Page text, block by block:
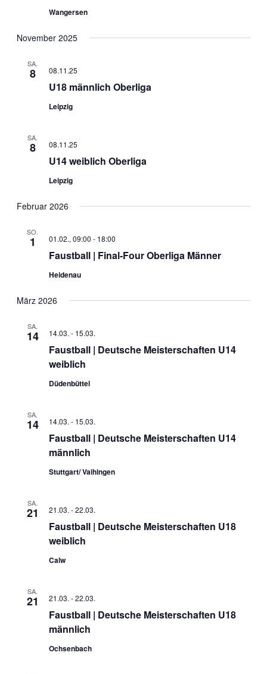
Wangersen
November 2025
SA.
8
U18 männlich Oberliga
08.11.25
Leipzig
SA.
8
U14 weiblich Oberliga
08.11.25
Leipzig
Februar 2026
SO.
1
Faustball | Final-Four Oberliga Männer
01.02., 09:00 - 18:00
Heidenau
März 2026
SA.
14
Faustball | Deutsche Meisterschaften U14
weiblich
14.03. - 15.03.
Düdenbüttel
SA.
14
Faustball | Deutsche Meisterschaften U14
männlich
14.03. - 15.03.
Stuttgart/ Vaihingen
SA.
21
Faustball | Deutsche Meisterschaften U18
weiblich
21.03. -22.03.
Calw
SA.
21
Faustball | Deutsche Meisterschaften U18
männlich
21.03. -22.03.
Ochsenbach